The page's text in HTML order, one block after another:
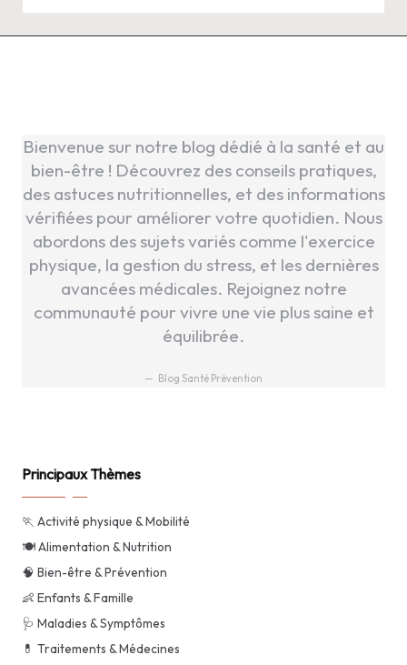
Bienvenue sur notre blog dédié à la santé et au
bien-être ! Découvrez des conseils pratiques,
des astuces nutritionnelles, et des informations
vérifiées pour améliorer votre quotidien. Nous
abordons des sujets variés comme l'exercice
physique, la gestion du stress, et les dernières
avancées médicales. Rejoignez notre
communauté pour vivre une vie plus saine et
équilibrée.
Blog Santé Prévention
Principaux Thèmes
🏃 Activité physique & Mobilité
🍽️ Alimentation & Nutrition
🧠 Bien-être & Prévention
👶 Enfants & Famille
🩺 Maladies & Symptômes
💊 Traitements & Médecines